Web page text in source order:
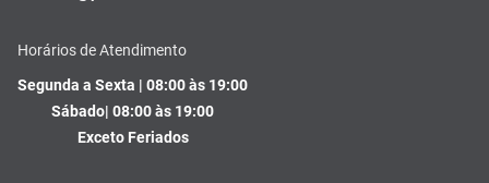
Horários de Atendimento
Segunda a Sexta | 08:00 às 19:00
Sábado| 08:00 às 19:00
Exceto Feriados